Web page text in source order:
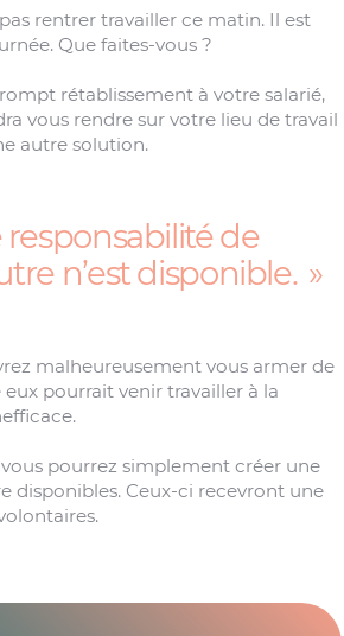
rentrer travailler ce matin. Il est
Que faites-vous ?
rétablissement à votre salarié,
vous rendre sur votre lieu de travail
autre solution.
responsabilité de
n’est disponible.
malheureusement vous armer de
pourrait venir travailler à la
vous pourrez simplement créer une
disponibles. Ceux-ci recevront une